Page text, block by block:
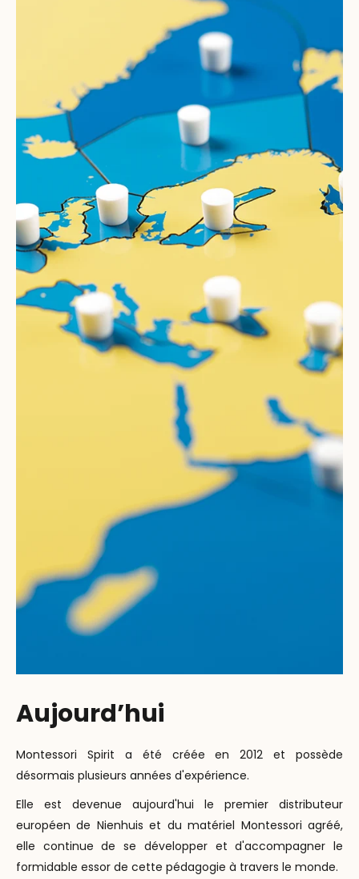
Aujourd’hui
Montessori Spirit a été créée en 2012 et possède
désormais plusieurs années d'expérience.
Elle est devenue aujourd'hui le premier distributeur
européen de Nienhuis et du matériel Montessori agréé,
elle continue de se développer et d'accompagner le
formidable essor de cette pédagogie à travers le monde.